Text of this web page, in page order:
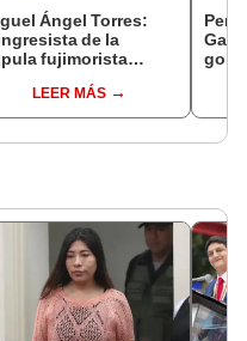
Ángel Torres:
de la
fujimorista
Senado
LEER MÁS